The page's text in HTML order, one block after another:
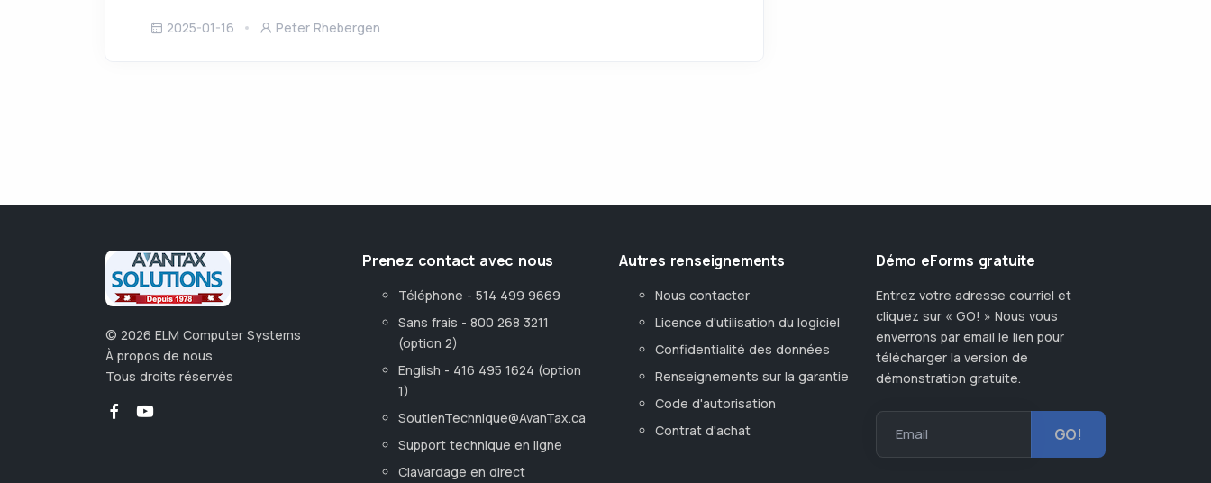
2025-01-16 Peter Rhebergen
© 2026 ELM Computer Systems
À propos de nous
Tous droits réservés
Prenez contact avec nous
Téléphone - 514 499 9669
Sans frais - 800 268 3211
(option 2)
English - 416 495 1624 (option
1)
SoutienTechnique@AvanTax.ca
Support technique en ligne
Clavardage en direct
Autres renseignements
Nous contacter
Licence d'utilisation du logiciel
Confidentialité des données
Renseignements sur la garantie
Code d'autorisation
Contrat d'achat
Démo eForms gratuite
Entrez votre adresse courriel et
cliquez sur « GO! » Nous vous
enverrons par email le lien pour
télécharger la version de
démonstration gratuite.
Email